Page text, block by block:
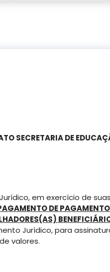
SECRETARIA DE
em exercício de
DE PAGAMENTO
Jurídico, para
de valores.